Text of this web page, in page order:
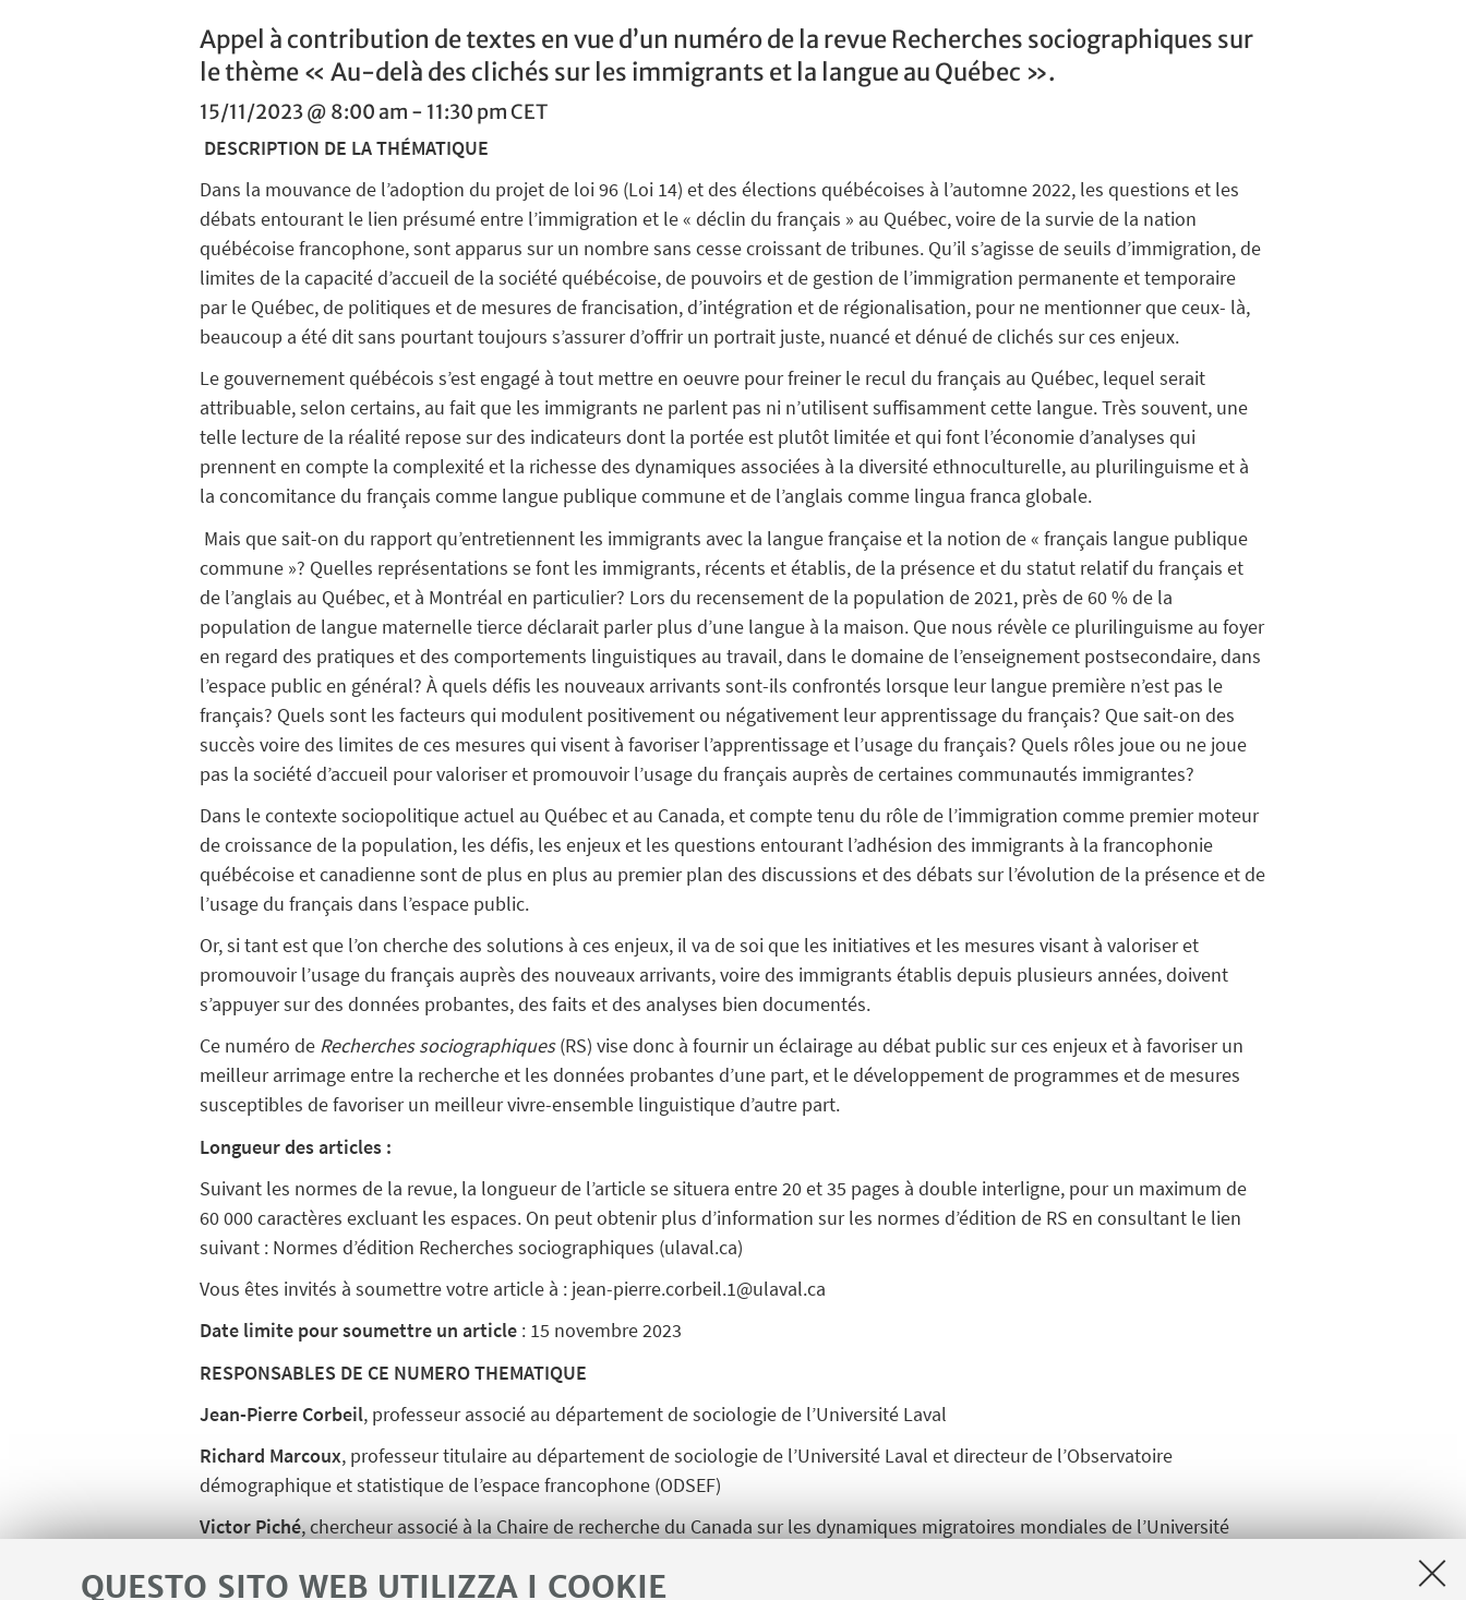
QUESTO SITO WEB UTILIZZA I COOKIE
Appel à contribution de textes en vue d’un numéro de la revue Recherches sociographiques sur
le thème « Au-delà des clichés sur les immigrants et la langue au Québec ».
15/11/2023 @ 8:00 am - 11:30 pmCET
DESCRIPTION DE LA THÉMATIQUE
Dans la mouvance de l’adoption du projet de loi 96 (Loi 14) et des élections québécoises à l’automne 2022, les questions et les
débats entourant le lien présumé entre l’immigration et le « déclin du français » au Québec, voire de la survie de la nation
québécoise francophone, sont apparus sur un nombre sans cesse croissant de tribunes. Qu’il s’agisse de seuils d’immigration, de
limites de la capacité d’accueil de la société québécoise, de pouvoirs et de gestion de l’immigration permanente et temporaire
par le Québec, de politiques et de mesures de francisation, d’intégration et de régionalisation, pour ne mentionner que ceux- là,
beaucoup a été dit sans pourtant toujours s’assurer d’offrir un portrait juste, nuancé et dénué de clichés sur ces enjeux.
Le gouvernement québécois s’est engagé à tout mettre en oeuvre pour freiner le recul du français au Québec, lequel serait
attribuable, selon certains, au fait que les immigrants ne parlent pas ni n’utilisent suffisamment cette langue. Très souvent, une
telle lecture de la réalité repose sur des indicateurs dont la portée est plutôt limitée et qui font l’économie d’analyses qui
prennent en compte la complexité et la richesse des dynamiques associées à la diversité ethnoculturelle, au plurilinguisme et à
la concomitance du français comme langue publique commune et de l’anglais comme lingua franca globale.
Mais que sait-on du rapport qu’entretiennent les immigrants avec la langue française et la notion de « français langue publique
commune »? Quelles représentations se font les immigrants, récents et établis, de la présence et du statut relatif du français et
de l’anglais au Québec, et à Montréal en particulier? Lors du recensement de la population de 2021, près de 60 % de la
population de langue maternelle tierce déclarait parler plus d’une langue à la maison. Que nous révèle ce plurilinguisme au foyer
en regard des pratiques et des comportements linguistiques au travail, dans le domaine de l’enseignement postsecondaire, dans
l’espace public en général? À quels défis les nouveaux arrivants sont-ils confrontés lorsque leur langue première n’est pas le
français? Quels sont les facteurs qui modulent positivement ou négativement leur apprentissage du français? Que sait-on des
succès voire des limites de ces mesures qui visent à favoriser l’apprentissage et l’usage du français? Quels rôles joue ou ne joue
pas la société d’accueil pour valoriser et promouvoir l’usage du français auprès de certaines communautés immigrantes?
Dans le contexte sociopolitique actuel au Québec et au Canada, et compte tenu du rôle de l’immigration comme premier moteur
de croissance de la population, les défis, les enjeux et les questions entourant l’adhésion des immigrants à la francophonie
québécoise et canadienne sont de plus en plus au premier plan des discussions et des débats sur l’évolution de la présence et de
l’usage du français dans l’espace public.
Or, si tant est que l’on cherche des solutions à ces enjeux, il va de soi que les initiatives et les mesures visant à valoriser et
promouvoir l’usage du français auprès des nouveaux arrivants, voire des immigrants établis depuis plusieurs années, doivent
s’appuyer sur des données probantes, des faits et des analyses bien documentés.
Ce numéro de Recherches sociographiques(RS) vise donc à fournir un éclairage au débat public sur ces enjeux et à favoriser un
meilleur arrimage entre la recherche et les données probantes d’une part, et le développement de programmes et de mesures
susceptibles de favoriser un meilleur vivre-ensemble linguistique d’autre part.
Longueur des articles :
Suivant les normes de la revue, la longueur de l’article se situera entre 20 et 35 pages à double interligne, pour un maximum de
60 000 caractères excluant les espaces. On peut obtenir plus d’information sur les normes d’édition de RS en consultant le lien
suivant : Normes d’édition Recherches sociographiques (ulaval.ca)
Vous êtes invités à soumettre votre article à : jean-pierre.corbeil.1@ulaval.ca
Date limite pour soumettre un article : 15 novembre 2023
RESPONSABLES DE CE NUMERO THEMATIQUE
Jean-Pierre Corbeil, professeur associé au département de sociologie de l’Université Laval
Richard Marcoux, professeur titulaire au département de sociologie de l’Université Laval et directeur de l’Observatoire
démographique et statistique de l’espace francophone (ODSEF)
Victor Piché, chercheur associé à la Chaire de recherche du Canada sur les dynamiques migratoires mondiales de l’Université